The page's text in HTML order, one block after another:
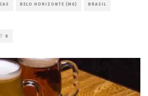
BELO HORIZONTE (MG) BRASIL
8